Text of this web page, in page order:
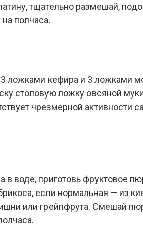
тщательно размешай,
полчаса.
ложками кефира и 3 ложками
столовую ложку овсяной
чрезмерной активности
воде, приготовь фруктовое
если нормальная — из
или грейпфрута. Смешай